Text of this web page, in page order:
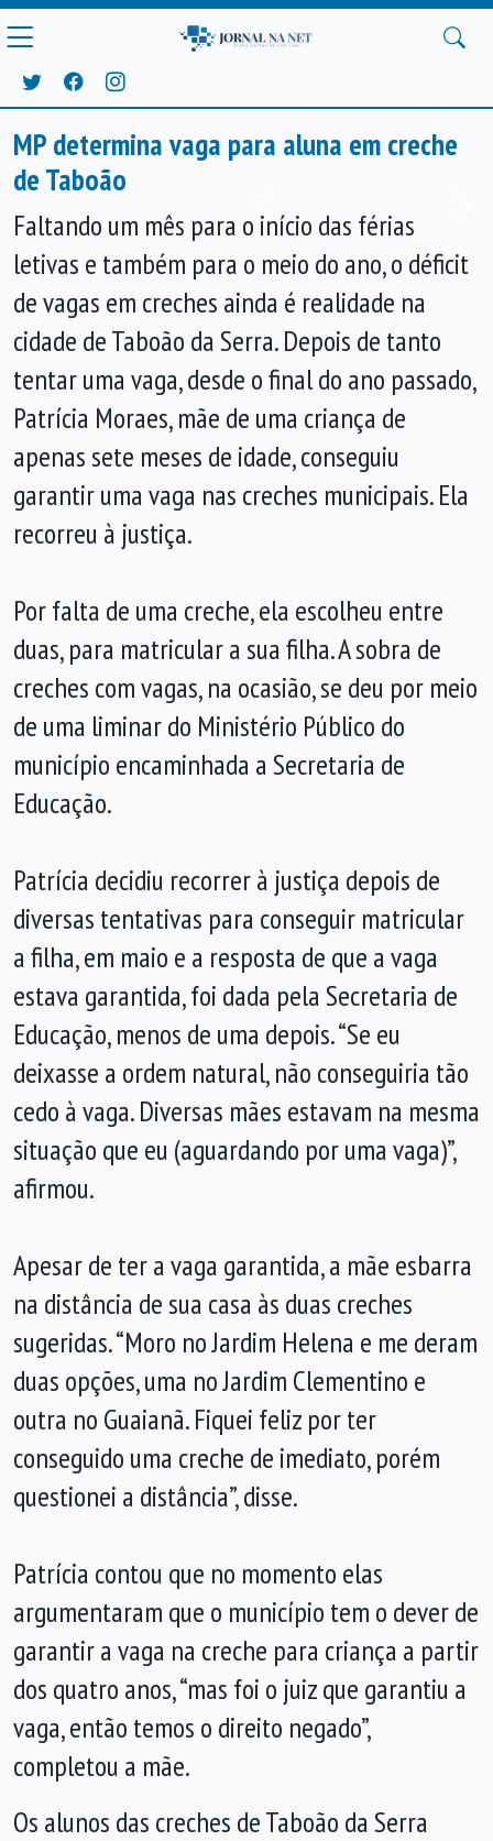
MP determina vaga para aluna em creche
de Taboão
Anterior
Faltando um mês para o início das férias
letivas e também para o meio do ano, o déficit
de vagas em creches ainda é realidade na
cidade de Taboão da Serra. Depois de tanto
tentar uma vaga, desde o final do ano passado,
Patrícia Moraes, mãe de uma criança de
apenas sete meses de idade, conseguiu
garantir uma vaga nas creches municipais. Ela
recorreu à justiça.
Por falta de uma creche, ela escolheu entre
duas, para matricular a sua filha. A sobra de
creches com vagas, na ocasião, se deu por meio
de uma liminar do Ministério Público do
município encaminhada a Secretaria de
Educação.
Patrícia decidiu recorrer à justiça depois de
diversas tentativas para conseguir matricular
a filha, em maio e a resposta de que a vaga
estava garantida, foi dada pela Secretaria de
Educação, menos de uma depois. “Se eu
deixasse a ordem natural, não conseguiria tão
cedo à vaga. Diversas mães estavam na mesma
situação que eu (aguardando por uma vaga)”,
afirmou.
Apesar de ter a vaga garantida, a mãe esbarra
na distância de sua casa às duas creches
sugeridas. “Moro no Jardim Helena e me deram
duas opções, uma no Jardim Clementino e
outra no Guaianã. Fiquei feliz por ter
conseguido uma creche de imediato, porém
questionei a distância”, disse.
Patrícia contou que no momento elas
argumentaram que o município tem o dever de
garantir a vaga na creche para criança a partir
dos quatro anos, “mas foi o juiz que garantiu a
vaga, então temos o direito negado”,
completou a mãe.
Os alunos das creches de Taboão da Serra